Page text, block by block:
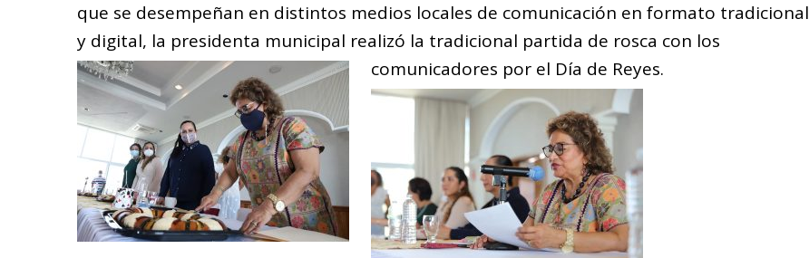
que se desempeñan en distintos medios locales de comunicación en formato tradicional
y digital, la presidenta municipal realizó la tradicional partida de rosca con los
comunicadores por el Día de Reyes.